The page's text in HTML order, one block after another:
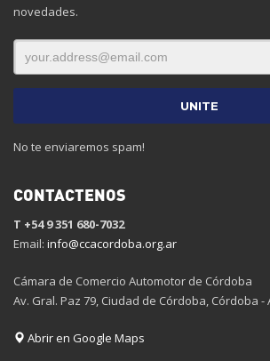
novedades.
No te enviaremos spam!
CONTACTENOS
T +54 9 351 680-7032
Email: info@ccacordoba.org.ar
Cámara de Comercio Automotor de Córdoba
Av. Gral. Paz 79, Ciudad de Córdoba, Córdoba -
Abrir en Google Maps